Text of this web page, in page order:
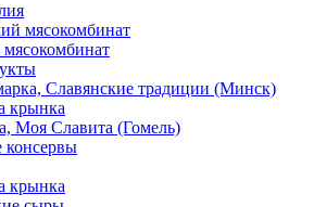
мясокомбинат
мясокомбинат
Славянские традиции (Минск)
крынка
Моя Славита (Гомель)
крынка